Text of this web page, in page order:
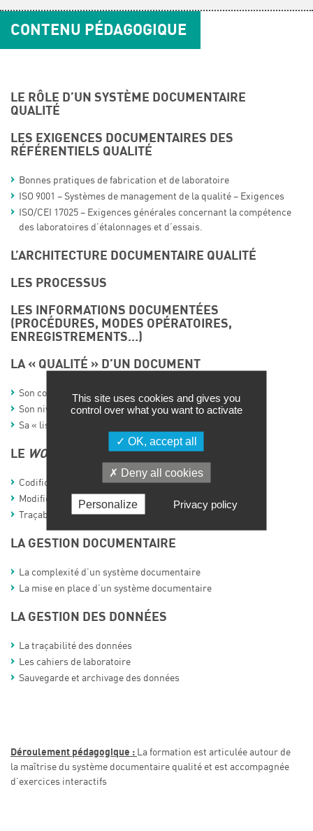
CONTENU PÉDAGOGIQUE
LE RÔLE D’UN SYSTÈME DOCUMENTAIRE
QUALITÉ
LES EXIGENCES DOCUMENTAIRES DES
RÉFÉRENTIELS QUALITÉ
Bonnes pratiques de fabrication et de laboratoire
ISO 9001 – Systèmes de management de la qualité – Exigences
ISO/CEI 17025 – Exigences générales concernant la compétence
des laboratoires d’étalonnages et d’essais.
L’ARCHITECTURE DOCUMENTAIRE QUALITÉ
LES PROCESSUS
LES INFORMATIONS DOCUMENTÉES
(PROCÉDURES, MODES OPÉRATOIRES,
ENREGISTREMENTS…)
LA « QUALITÉ » D’UN DOCUMENT
Son contenu
Son niveau de détail
Sa « lisibilité », sa compréhension
LE WORKFLOW DES DOCUMENTS
Codification
Modification, évolution
Traçabilité
LA GESTION DOCUMENTAIRE
La complexité d’un système documentaire
La mise en place d’un système documentaire
LA GESTION DES DONNÉES
La traçabilité des données
Les cahiers de laboratoire
Sauvegarde et archivage des données
Déroulement pédagogique :
La formation est articulée autour de
la maîtrise du système documentaire qualité et est accompagnée
d’exercices interactifs
This site uses cookies and gives you
control over what you want to activate
OK, accept all
Deny all cookies
Personalize Privacy policy